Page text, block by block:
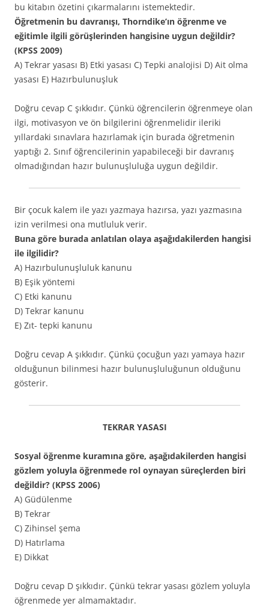
bu kitabın özetini çıkarmalarını istemektedir.
Öğretmenin bu davranışı, Thorndike’ın öğrenme ve
eğitimle ilgili görüşlerinden hangisine uygun değildir?
(KPSS 2009)
A) Tekrar yasası B) Etki yasası C) Tepki analojisi D) Ait olma
yasası E) Hazırbulunuşluk
Doğru cevap C şıkkıdır. Çünkü öğrencilerin öğrenmeye olan
ilgi, motivasyon ve ön bilgilerini öğrenmelidir ileriki
yıllardaki sınavlara hazırlamak için burada öğretmenin
yaptığı 2. Sınıf öğrencilerinin yapabileceği bir davranış
olmadığından hazır bulunuşluluğa uygun değildir.
Bir çocuk kalem ile yazı yazmaya hazırsa, yazı yazmasına
izin verilmesi ona mutluluk verir.
Buna göre burada anlatılan olaya aşağıdakilerden hangisi
ile ilgilidir?
A) Hazırbulunuşluluk kanunu
B) Eşik yöntemi
C) Etki kanunu
D) Tekrar kanunu
E) Zıt- tepki kanunu
Doğru cevap A şıkkıdır. Çünkü çocuğun yazı yamaya hazır
olduğunun bilinmesi hazır bulunuşluluğunun olduğunu
gösterir.
TEKRAR YASASI
Sosyal öğrenme kuramına göre, aşağıdakilerden hangisi
gözlem yoluyla öğrenmede rol oynayan süreçlerden biri
değildir? (KPSS 2006)
A) Güdülenme
B) Tekrar
C) Zihinsel şema
D) Hatırlama
E) Dikkat
Doğru cevap D şıkkıdır. Çünkü tekrar yasası gözlem yoluyla
öğrenmede yer almamaktadır.